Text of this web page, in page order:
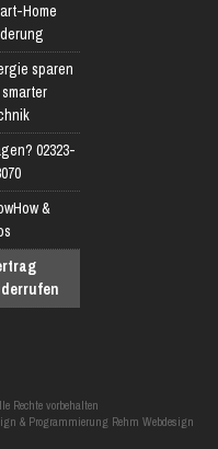
Home
sparen
02323-
&
Rechte vorbehalten
& Programmierung Rehm Webdesign